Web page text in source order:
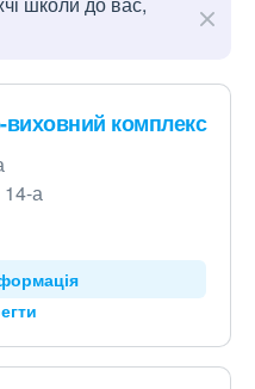
виховний комплекс
14-а